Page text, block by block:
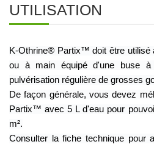
UTILISATION
K-Othrine® Partix™ doit être utilisé
ou à main équipé d'une buse à
pulvérisation régulière de grosses
De façon générale, vous devez
Partix™ avec 5 L d'eau pour
m².
Consulter la fiche technique pour